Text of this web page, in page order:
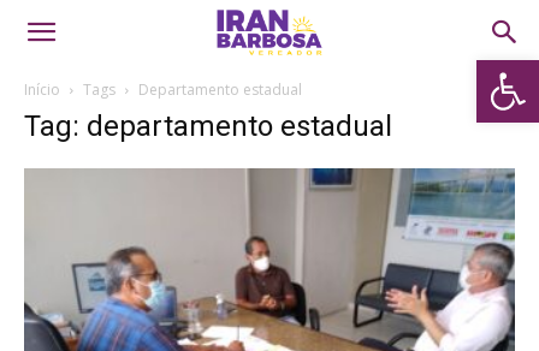
Abrir
Início Tags Departamento estadual
Tag: departamento estadual